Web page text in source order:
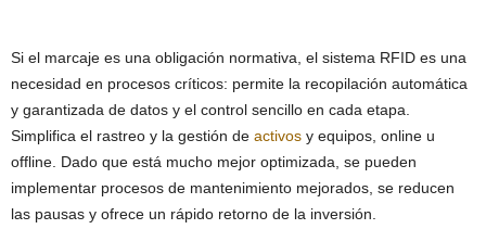
Si el marcaje es una obligación normativa, el sistema RFID es una
necesidad en procesos críticos: permite la recopilación automática
y garantizada de datos y el control sencillo en cada etapa.
Simplifica el rastreo y la gestión de activos y equipos, online u
offline. Dado que está mucho mejor optimizada, se pueden
implementar procesos de mantenimiento mejorados, se reducen
las pausas y ofrece un rápido retorno de la inversión.